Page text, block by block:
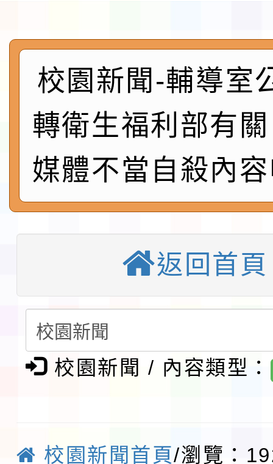
實施要點各1份
程
函轉國家通訊傳播委員
速演練執行計畫」
法」
本校115學年度第1學
第3次招考代課鐘點教
告(不再辦理後續甄選)
檢送「桃園市115學年
賽實施要點」1份
本市「115學年度學生
程安排一案
「桃園市補助參觀特色
請一案
報
淨零綠領人才培育課程
檢送桃園市115學年度
校園新聞-輔導室
轉衛生福利部有
媒體不當自殺內
返回首頁
校園新聞 / 內容類型：
校園新聞首頁/瀏覽：